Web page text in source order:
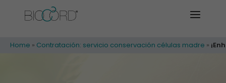
Home » Contratación: servicio conservación células madre »